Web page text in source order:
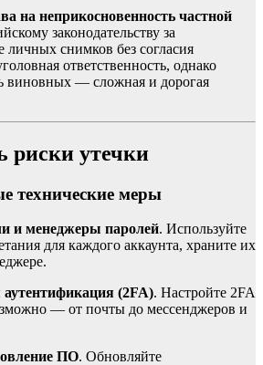
на неприкосновенность частной
законодательству за
личных снимков без согласия
ответственность, однако
виновных — сложная и дорогая
риски утечки
технические меры
и менеджеры паролей. Используйте
для каждого аккаунта, храните их
(2FA). Настройте 2FA
— от почты до мессенджеров и
ПО. Обновляйте